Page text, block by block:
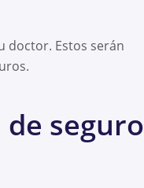
doctor. Estos serán
seguro